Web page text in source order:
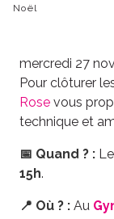
Noël
mercredi 27
Pour clôturer
Rose vous
technique et
📅 Quand ? :
15h.
📍 Où ? : Au